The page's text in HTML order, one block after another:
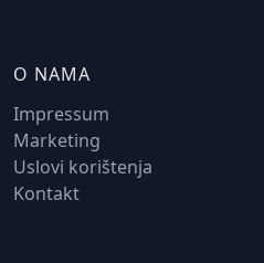
O NAMA
Impressum
Marketing
Uslovi korištenja
Kontakt